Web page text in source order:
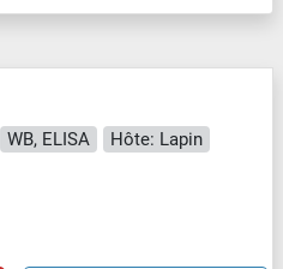
WB, ELISA
Hôte: Lapin